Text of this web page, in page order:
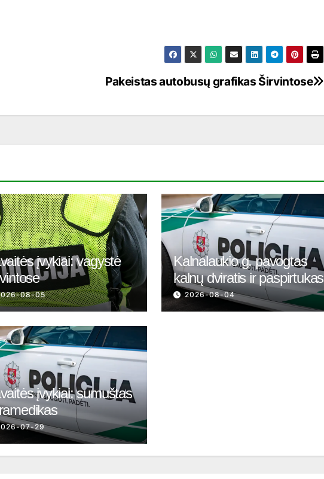
Pakeistas autobusų grafikas Širvintose
įvykiai: vagystė
08-05
Kalnalaukio g. pavogtas
kalnų dviratis ir paspirtukas
2026-08-04
įvykiai: sumuštas
07-29